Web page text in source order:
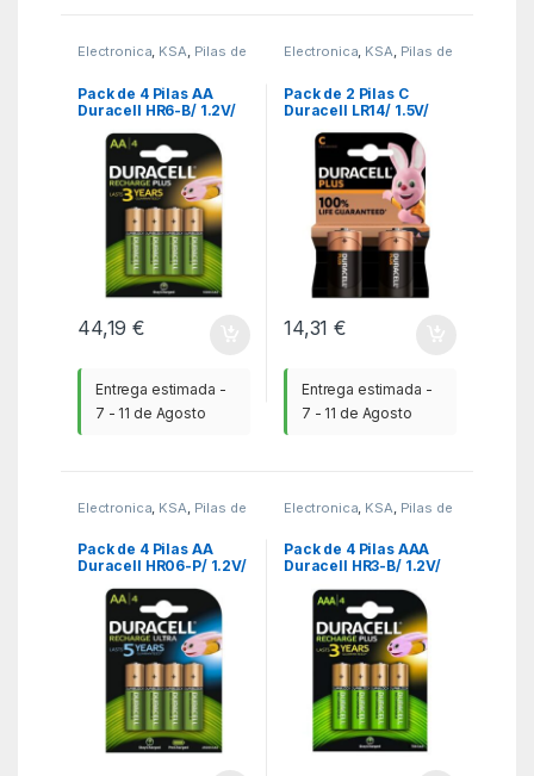
Electronica, KSA, Pilas de
Pack de 4 Pilas AA
Duracell HR6-B/ 1.2V/
44,19€
Entrega estimada -
7 - 11 de Agosto
Electronica, KSA, Pilas de
Pack de 2 Pilas C
Duracell LR14/ 1.5V/
14,31€
Entrega estimada -
7 - 11 de Agosto
Electronica KSA Pilas de
Pack de 4 Pilas AA
Duracell HR06-P/ 1.2V/
Electronica KSA Pilas de
Pack de 4 Pilas AAA
Duracell HR3-B/ 1.2V/